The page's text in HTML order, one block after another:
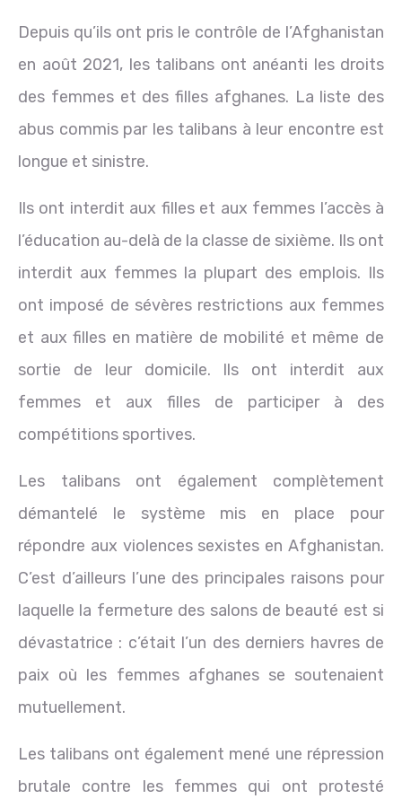
Depuis qu’ils ont pris le contrôle de l’Afghanistan
en août 2021, les talibans ont anéanti les droits
des femmes et des filles afghanes. La liste des
abus commis par les talibans à leur encontre est
longue et sinistre.
Ils ont interdit aux filles et aux femmes l’accès à
l’éducation au-delà de la classe de sixième. Ils ont
interdit aux femmes la plupart des emplois. Ils
ont imposé de sévères restrictions aux femmes
et aux filles en matière de mobilité et même de
sortie de leur domicile. Ils ont interdit aux
femmes et aux filles de participer à des
compétitions sportives.
Les talibans ont également complètement
démantelé le système mis en place pour
répondre aux violences sexistes en Afghanistan.
C’est d’ailleurs l’une des principales raisons pour
laquelle la fermeture des salons de beauté est si
dévastatrice : c’était l’un des derniers havres de
paix où les femmes afghanes se soutenaient
mutuellement.
Les talibans ont également mené une répression
brutale contre les femmes qui ont protesté